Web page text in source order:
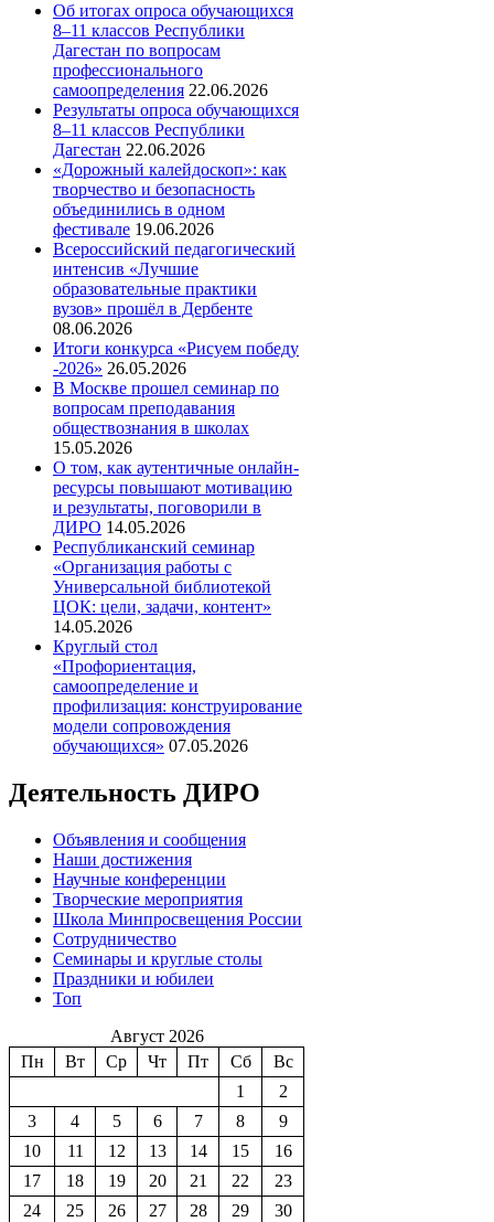
Об итогах опроса обучающихся
8–11 классов Республики
Дагестан по вопросам
профессионального
самоопределения 22.06.2026
Результаты опроса обучающихся
8–11 классов Республики
Дагестан 22.06.2026
«Дорожный калейдоскоп»: как
творчество и безопасность
объединились в одном
фестивале 19.06.2026
Всероссийский педагогический
интенсив «Лучшие
образовательные практики
вузов» прошёл в Дербенте
08.06.2026
Итоги конкурса «Рисуем победу
-2026» 26.05.2026
В Москве прошел семинар по
вопросам преподавания
обществознания в школах
15.05.2026
О том, как аутентичные онлайн-
ресурсы повышают мотивацию
и результаты, поговорили в
ДИРО 14.05.2026
Республиканский семинар
«Организация работы с
Универсальной библиотекой
ЦОК: цели, задачи, контент»
14.05.2026
Круглый стол
«Профориентация,
самоопределение и
профилизация: конструирование
модели сопровождения
обучающихся» 07.05.2026
Деятельность ДИРО
Объявления и сообщения
Наши достижения
Научные конференции
Творческие мероприятия
Школа Минпросвещения России
Сотрудничество
Семинары и круглые столы
Праздники и юбилеи
Топ
Август 2026
Пн
Вт Ср Чт Пт Сб
Вс
1
2
3
4 5 6 7 8
9
10
11 12 13 14 15
16
17
18 19 20 21 22
23
24
25 26 27 28 29
30